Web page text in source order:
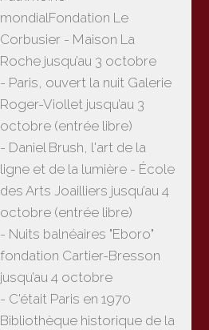
mondialFondation Le
Corbusier - Maison La
Roche jusqu’au 3 octobre
- Paris, ouvert la nuit Galerie
Roger-Viollet jusqu’au 3
octobre (entrée libre)
- Daniel Brush, l'art de la
ligne et de la lumière - École
des Arts Joailliers jusqu’au 4
octobre (entrée libre)
- Nuits balnéaires "Eboro"
fondation Cartier-Bresson
jusqu’au 4 octobre
- C'était Paris en 1970
Bibliothèque historique de la